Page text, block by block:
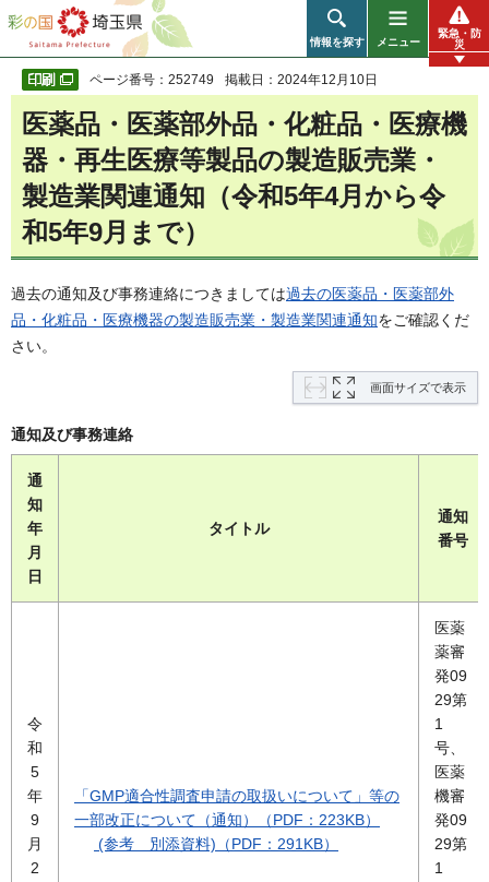
彩の国 埼玉県
情報を探す メニュー
緊急・防
災
ページ番号：252749 掲載日：2024年12月10日
医薬品・医薬部外品・化粧品・医療機
器・再生医療等製品の製造販売業・
製造業関連通知（令和5年4月から令
和5年9月まで）
過去の通知及び事務連絡につきましては過去の医薬品・医薬部外
品・化粧品・医療機器の製造販売業・製造業関連通知をご確認くだ
さい。
画面サイズで表示
通知及び事務連絡
通
知
年
月
日
タイトル
通知
番号
令
和
5
年
9
月
2
「GMP適合性調査申請の取扱いについて」等の
一部改正について（通知）（PDF：223KB）
(参考 別添資料)（PDF：291KB）
医薬
薬審
発09
29第
1
号、
医薬
機審
発09
29第
1